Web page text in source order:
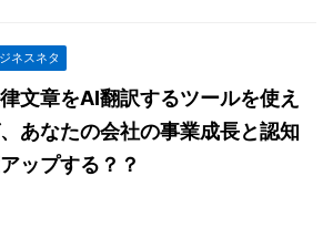
ネスネタ
文章をAI翻訳するツールを使え
あなたの会社の事業成長と認知
ップする？？